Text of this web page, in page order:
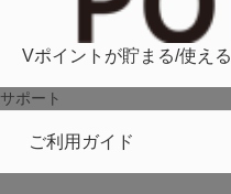
Vポイントが貯まる/使える
サポート
ご利用ガイド